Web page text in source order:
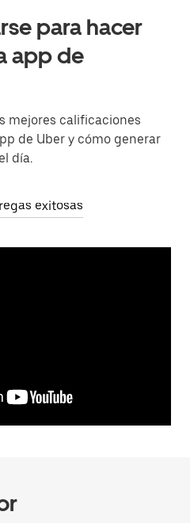
para hacer
app de
mejores calificaciones
de Uber y cómo generar
día.
exitosas